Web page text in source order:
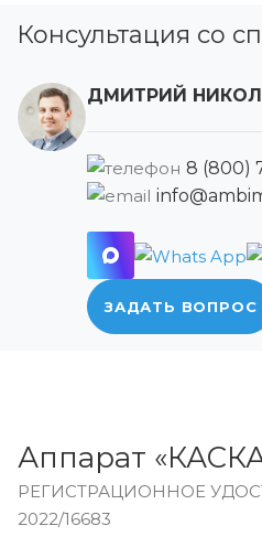
Консультация со
ДМИТРИЙ
8 (800)
ЗАДАТЬ ВОПРОС
Аппарат
РЕГИСТРАЦИОННОЕ
2022/16683